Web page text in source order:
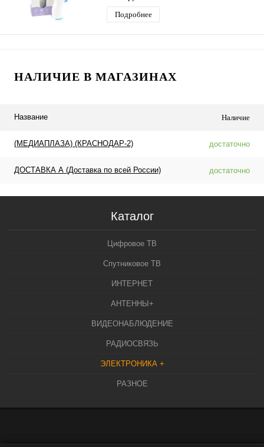
Подробнее
НАЛИЧИЕ В МАГАЗИНАХ
Название Наличие
(МЕДИАПЛАЗА) (КРАСНОДАР-2) достаточно
ДОСТАВКА А (Доставка по всей России) достаточно
Каталог
Цифровое ТВ
Спутниковое ТВ
ИНТЕРНЕТ
АНТЕННЫ+
ВИДЕОНАБЛЮДЕНИЕ
РАДИОСВЯЗЬ
ЭЛЕКТРОНИКА +
РАЗНОЕ